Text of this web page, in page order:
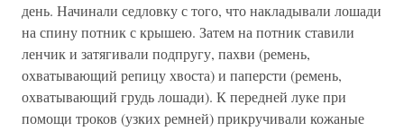
день. Начинали седловку с того, что накладывали лошади
на спину потник с крышею. Затем на потник ставили
ленчик и затягивали подпругу, пахви (ремень,
охватывающий репицу хвоста) и паперсти (ремень,
охватывающий грудь лошади). К передней луке при
помощи троков (узких ремней) прикручивали кожаные